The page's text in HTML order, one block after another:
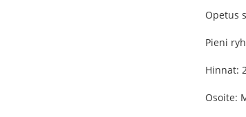
Opetus
Pieni
Hinnat:
Osoite: